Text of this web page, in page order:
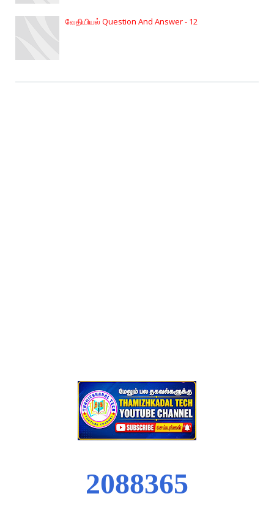
வேதியியல் Question And Answer - 12
2088365